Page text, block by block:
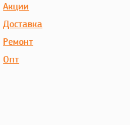
Акции
Доставка
Ремонт
Опт